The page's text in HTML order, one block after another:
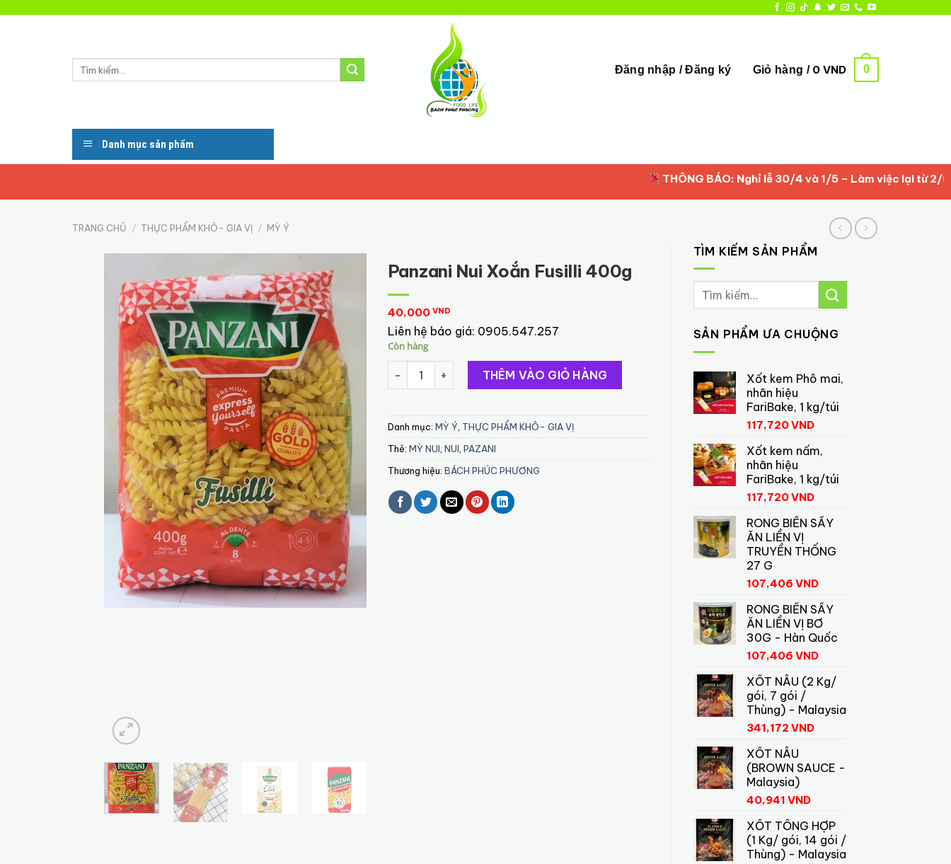
Tìm
Đăng nhập / Đăng ký Giỏ hàng / 0 VND 0
Danh mục sản phẩm
THÔNG BÁO: Nghỉ lễ 30/4 và 1/5 – Làm việc lại từ 2/5/
TRANG CHỦ / THỰC PHẨM KHÔ- GIA VỊ / MỲ Ý
TÌM KIẾM SẢN PHẨM
Tìm
SẢN PHẨM ƯA CHUỘNG
Xốt kem Phô mai,
nhãn hiệu
FariBake, 1 kg/túi
117,720VND
Xốt kem nấm,
nhãn hiệu
FariBake, 1 kg/túi
117,720VND
RONG BIỂN SẤY
ĂN LIỀN VỊ
TRUYỀN THỐNG
27 G
107,406 VND
RONG BIỂN SẤY
ĂN LIỀN VỊ BƠ
30G - Hàn Quốc
107,406 VND
XỐT NÂU (2 Kg/
gói, 7 gói /
Thùng) - Malaysia
341,172 VND
XỐT NÂU
(BROWN SAUCE -
Malaysia)
40,941 VND
XỐT TỔNG HỢP
(1 Kg/ gói, 14 gói /
Thùng) - Malaysia
Panzani Nui Xoắn Fusilli 400g
40,000 VND
Liên hệ báo giá: 0905.547.257
Còn hàng
Panzani Nui Xoắn Fusilli 400g số lượng
THÊM VÀO GIỎ HÀNG
Danh mục: MỲ Ý THỰC PHẨM KHÔ- GIA VỊ
Thẻ: MỲ NUI NUI PAZANI
Thương hiệu: BÁCH PHÚC PHƯƠNG